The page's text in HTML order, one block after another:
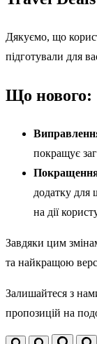
Дякуємо, що
підготували для
Що нового:
покращує
Покращення
додатку для
на дії
Завдяки цим
та найкращою
Залишайтеся з
пропозицій на